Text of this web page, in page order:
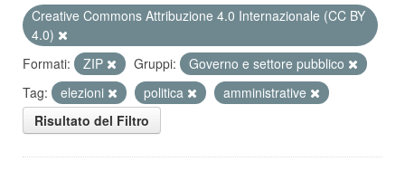
Creative Commons Attribuzione 4.0 Internazionale (CC BY
4.0)
Formati:
ZIP Gruppi:
Governo e settore pubblico
Tag:
elezioni politica
amministrative
Risultato del Filtro